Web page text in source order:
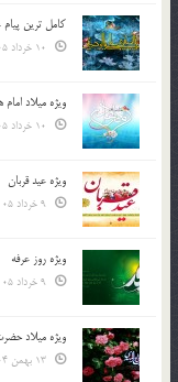
کامل ترین
ویژه میلاد
ویژه عید قربان
ویژه روز عرفه
ویژه میلاد